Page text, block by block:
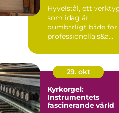
Hyvelstål, ett
som idag är
oumbärligt både för
professionella s&a...
29. okt
Kyrkorgel:
Instrumentets
fascinerande värld